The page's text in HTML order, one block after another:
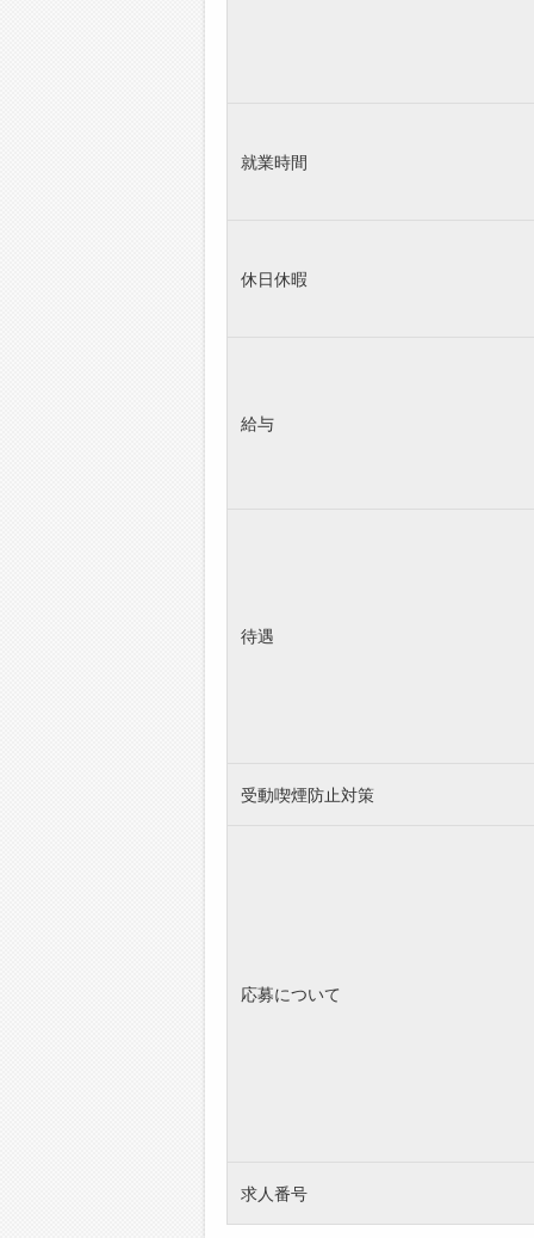
就業時間
休日休暇
給与
待遇
受動喫煙防止対策
応募について
求人番号